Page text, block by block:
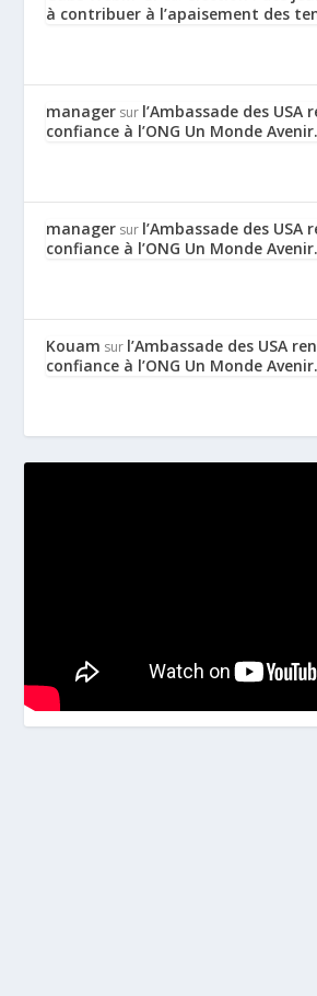
à contribuer à l’apaisement des
manager sur l’Ambassade des USA
confiance à l’ONG Un Monde Avenir.
manager sur l’Ambassade des USA
confiance à l’ONG Un Monde Avenir.
Kouam sur l’Ambassade des USA
confiance à l’ONG Un Monde Avenir.